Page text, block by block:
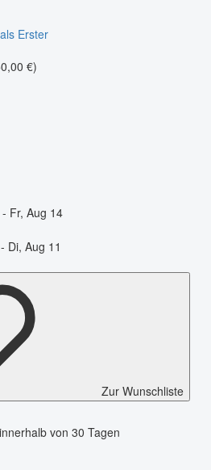
Erster
€)
Fr, Aug 14
Di, Aug 11
Zur Wunschliste
von 30 Tagen